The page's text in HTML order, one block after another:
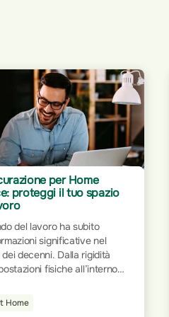
e salute: perché
up annuali e screening
sono essenziali
svolge un ruolo
per mantenere una
e ridurre il rischio di
delle malattie. Adottare
l'attività fisica regolare